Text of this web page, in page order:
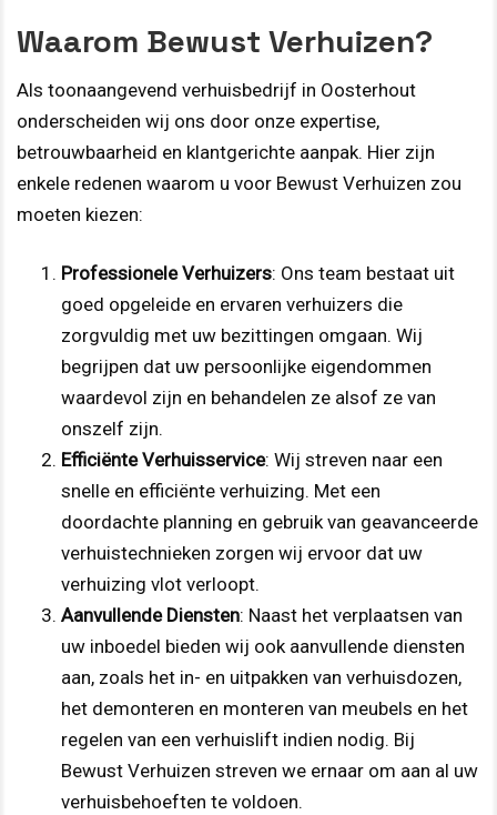
Waarom Bewust Verhuizen?
Als toonaangevend verhuisbedrijf in Oosterhout
onderscheiden wij ons door onze expertise,
betrouwbaarheid en klantgerichte aanpak. Hier zijn
enkele redenen waarom u voor Bewust Verhuizen zou
moeten kiezen:
Professionele Verhuizers: Ons team bestaat uit
goed opgeleide en ervaren verhuizers die
zorgvuldig met uw bezittingen omgaan. Wij
begrijpen dat uw persoonlijke eigendommen
waardevol zijn en behandelen ze alsof ze van
onszelf zijn.
Efficiënte Verhuisservice: Wij streven naar een
snelle en efficiënte verhuizing. Met een
doordachte planning en gebruik van geavanceerde
verhuistechnieken zorgen wij ervoor dat uw
verhuizing vlot verloopt.
Aanvullende Diensten: Naast het verplaatsen van
uw inboedel bieden wij ook aanvullende diensten
aan, zoals het in- en uitpakken van verhuisdozen,
het demonteren en monteren van meubels en het
regelen van een verhuislift indien nodig. Bij
Bewust Verhuizen streven we ernaar om aan al uw
verhuisbehoeften te voldoen.